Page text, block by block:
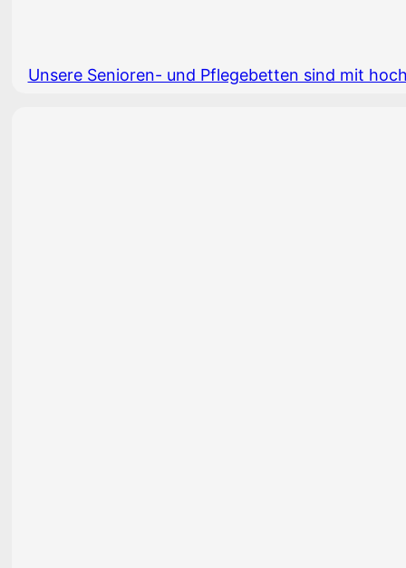
Unsere Senioren- und Pflegebetten sind mit